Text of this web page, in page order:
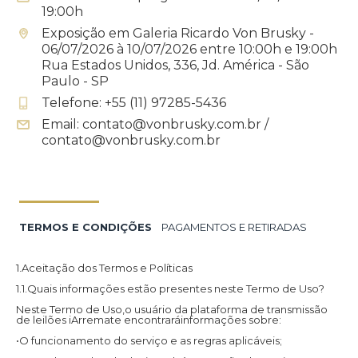
19:00h
Exposição em Galeria Ricardo Von Brusky -
06/07/2026 à 10/07/2026 entre 10:00h e 19:00h
Rua Estados Unidos, 336, Jd. América - São
Paulo - SP
Telefone: +55 (11) 97285-5436
Email: contato@vonbrusky.com.br /
contato@vonbrusky.com.br
TERMOS E CONDIÇÕES PAGAMENTOS E RETIRADAS
1.Aceitação dos Termos e Políticas
1.1.Quais informações estão presentes neste Termo de Uso?
Neste Termo de Uso,o usuário da plataforma de transmissão
de leilões iArremate encontraráinformações sobre:
•O funcionamento do serviço e as regras aplicáveis;